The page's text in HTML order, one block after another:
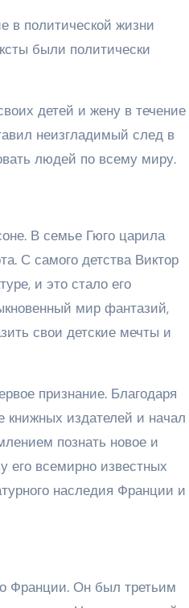
в политической жизни
были политически
детей и жену в течение
неизгладимый след в
людей по всему миру.
В семье Гюго царила
С самого детства Виктор
и это стало его
мир фантазий,
свои детские мечты и
признание. Благодаря
издателей и начал
познать новое и
его всемирно известных
наследия Франции и
Франции. Он был третьим